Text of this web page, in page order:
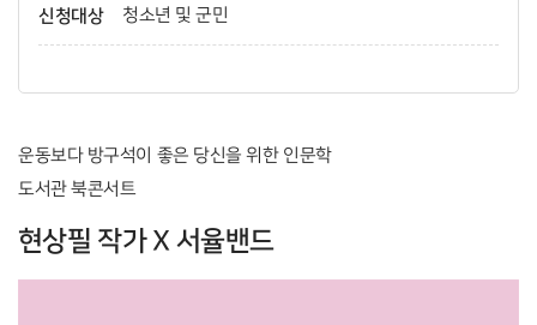
신청대상 청소년 및 군민
운동보다 방구석이 좋은 당신을 위한 인문학
도서관 북콘서트
현상필 작가 X 서율밴드